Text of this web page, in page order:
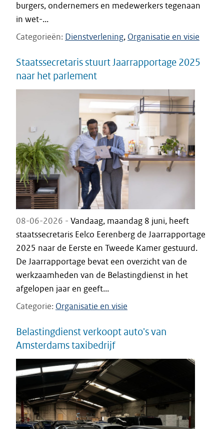
burgers, ondernemers en medewerkers tegenaan
in wet-...
Categorieën Dienstverlening Organisatie en visie
Staatssecretaris stuurt Jaarrapportage 2025
naar het parlement
08-06-2026 - Vandaag, maandag 8 juni, heeft
staatssecretaris Eelco Eerenberg de Jaarrapportage
2025 naar de Eerste en Tweede Kamer gestuurd.
De Jaarrapportage bevat een overzicht van de
werkzaamheden van de Belastingdienst in het
afgelopen jaar en geeft...
Categorie Organisatie en visie
Belastingdienst verkoopt auto's van
Amsterdams taxibedrijf